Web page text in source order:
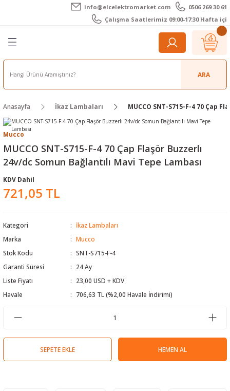
info@elcelektromarket.com
0506 269 30 61
Çalışma Saatlerimiz 09:00-17:30 Hafta içi
Geri Dön
Geri Dön
Cihazı
Geri Dön
Kameralar
Geri Dön
Cihazları
Cihazları
Geri Dön
Teli - Pasta
Geri Dön
ARA
Anasayfa İkaz Lambaları MUCCO SNT-S715-F-4 70 Çap
Mucco
MUCCO SNT-S715-F-4 70 Çap Flaşör Buzzerlı
24v/dc Somun Bağlantılı Mavi Tepe Lambası
KDV Dahil
721,05 TL
Kategori
İkaz Lambaları
Marka
Mucco
Stok Kodu
SNT-S715-F-4
Garanti Süresi
24 Ay
Liste Fiyatı
23,00 USD + KDV
Havale
706,63 TL (%2,00 Havale İndirimi)
SEPETE EKLE HEMEN AL